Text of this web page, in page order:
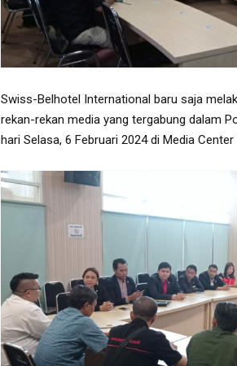
Swiss-Belhotel International baru saja
rekan-rekan media yang tergabung dalam
hari Selasa, 6 Februari 2024 di Media